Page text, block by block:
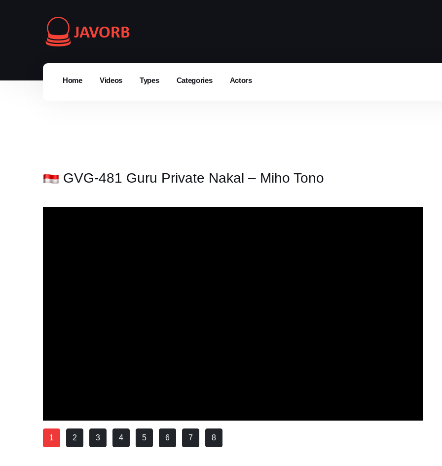
Home Videos Types Categories Actors
GVG-481 Guru Private Nakal – Miho Tono
1 2 3 4 5 6 7 8